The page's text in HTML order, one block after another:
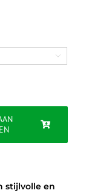

stijlvolle en